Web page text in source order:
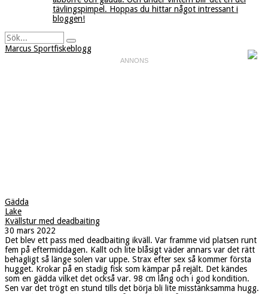
tävlingspimpel. Hoppas du hittar något intressant i
bloggen!
Marcus Sportfiskeblogg
Gädda
Lake
Kvällstur med deadbaiting
30 mars 2022
Det blev ett pass med deadbaiting ikväll. Var framme vid platsen runt
fem på eftermiddagen. Kallt och lite blåsigt väder annars var det rätt
behagligt så länge solen var uppe. Strax efter sex så kommer första
hugget. Krokar på en stadig fisk som kämpar på rejält. Det kändes
som en gädda vilket det också var. 98 cm lång och i god kondition.
Sen var det trögt en stund tills det börja bli lite misstänksamma hugg.